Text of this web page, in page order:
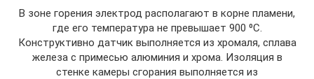
В зоне горения электрод располагают в корне пламени,
где его температура не превышает 900 ⁰С.
Конструктивно датчик выполняется из хромаля, сплава
железа с примесью алюминия и хрома. Изоляция в
стенке камеры сгорания выполняется из